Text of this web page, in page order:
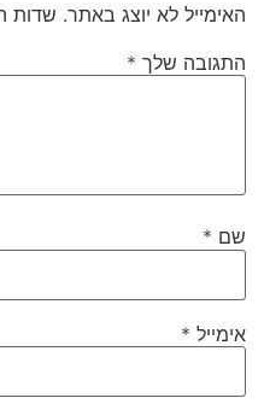
האימייל לא יוצג באתר. שדות
התגובה שלך *
שם *
אימייל *